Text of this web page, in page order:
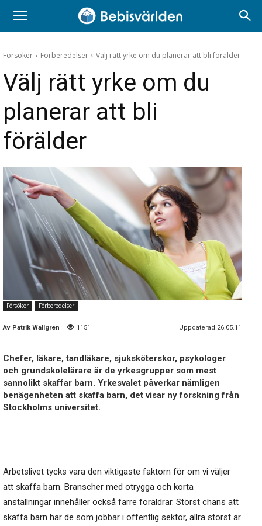
Försöker Förberedelser Välj rätt yrke om du planerar att bli förälder
Välj rätt yrke om du
planerar att bli
förälder
Försöker Förberedelser
Av Patrik Wallgren 1151 Uppdaterad 26.05.11
Chefer, läkare, tandläkare, sjuksköterskor, psykologer
och grundskolelärare är de yrkesgrupper som mest
sannolikt skaffar barn. Yrkesvalet påverkar nämligen
benägenheten att skaffa barn, det visar ny forskning från
Stockholms universitet.
Arbetslivet tycks vara den viktigaste faktorn för om vi väljer
att skaffa barn. Branscher med otrygga och korta
anställningar innehåller också färre föräldrar. Störst chans att
skaffa barn har de som jobbar i offentlig sektor, allra störst är